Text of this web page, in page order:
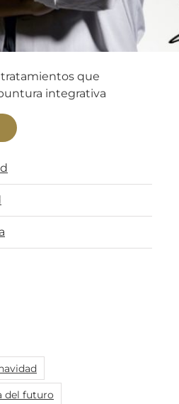
que
integrativa
del futuro